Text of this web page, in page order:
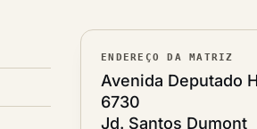
ENDEREÇO DA MATRIZ
Logradouro
Avenida Deputado
6730
Jd. Santos Dumont
Ver